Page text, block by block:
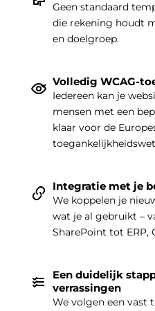
|
Geen standaard
die rekening houdt
en doelgroep.
Volledig WCAG-
Iedereen kan je
mensen met een
klaar voor de
Integratie met je
We koppelen je
wat je al gebruikt –
SharePoint tot ERP,
Een duidelijk
verrassingen
We volgen een vast